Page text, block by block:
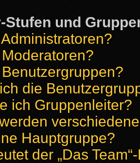
Stufen und
die
ich Gruppenleiter?
Hauptgruppe?
der „Das